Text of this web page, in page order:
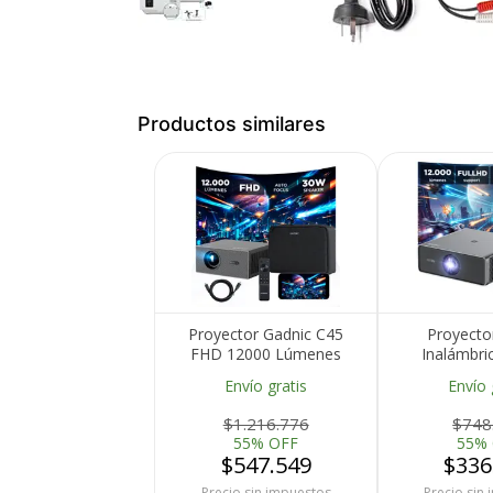
Productos similares
Proyector Gadnic C45
FHD 12000 Lúmenes
AutoKeystone Bolso
Transportador Cable
HDMI
Envío gratis
$1.216.776
55% OFF
$547.549
KeystoneEnvío
55%
Tu compra
Cumplimos con los
estándares de